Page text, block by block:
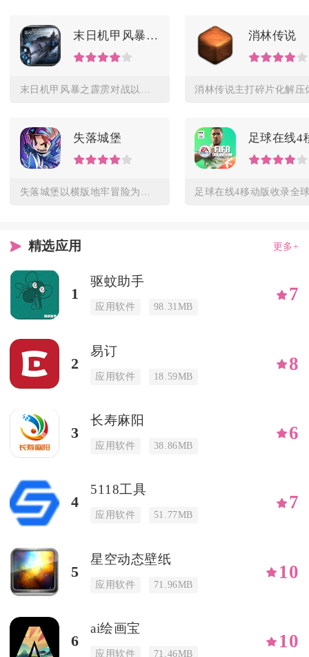
末日机甲风暴之霹雳对战
末日机甲风暴之霹雳对战以末世废土为背景，玩家化身机甲指挥官，...
失落城堡
失落城堡以横版地牢冒险为核心，融合经典Roguelike机制...
消林传说
精选应用 更多+
1
驱蚊助手
应用软件 98.31MB
7
2
易订
应用软件 18.59MB
8
3
长寿麻阳
应用软件 38.86MB
6
4
5118工具
应用软件 51.77MB
7
5
星空动态壁纸
应用软件 71.96MB
10
6
ai绘画宝
应用软件 71.46MB
10